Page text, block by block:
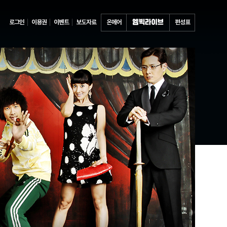
로그인 이용권 이벤트 보도자료 온에어 편성표